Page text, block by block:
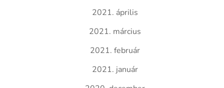
2021. április
2021. március
2021. február
2021. január